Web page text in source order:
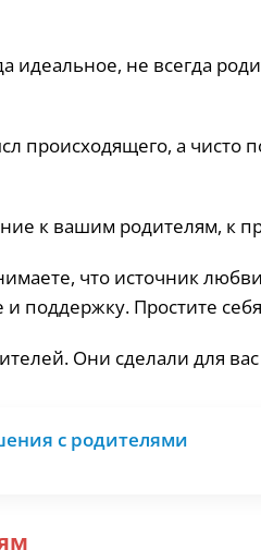
идеальное, не всегда
происходящего, а чисто
к вашим родителям, к
что источник
Простите
Они сделали для
с родителями